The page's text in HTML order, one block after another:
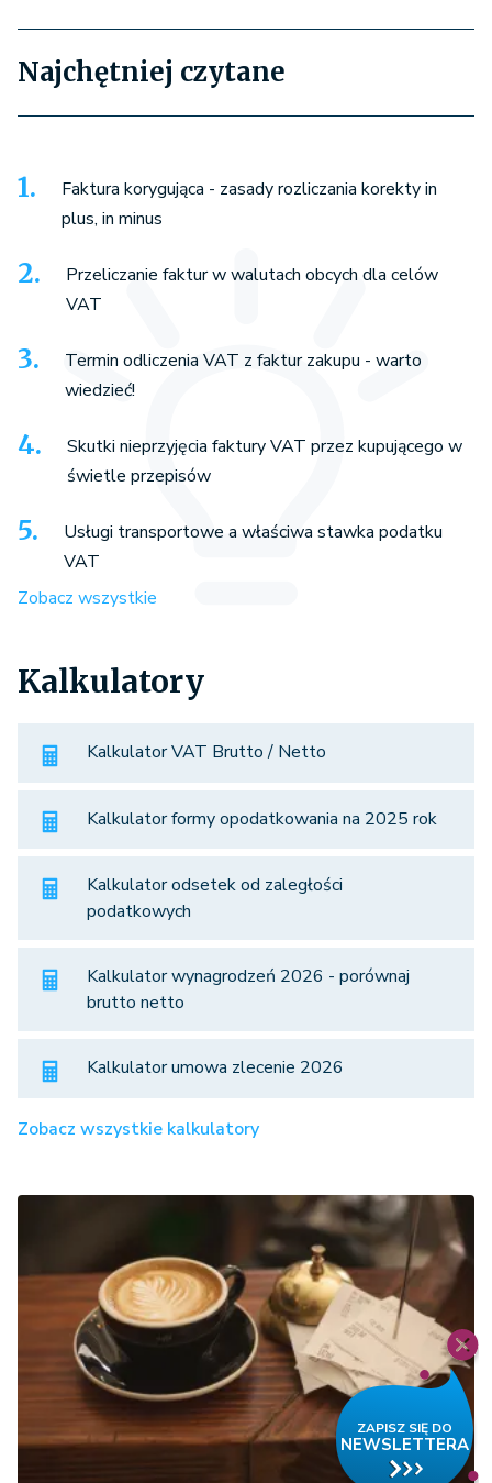
Najchętniej czytane
Faktura korygująca - zasady rozliczania korekty in
plus, in minus
Przeliczanie faktur w walutach obcych dla celów
VAT
Termin odliczenia VAT z faktur zakupu - warto
wiedzieć!
Skutki nieprzyjęcia faktury VAT przez kupującego w
świetle przepisów
Usługi transportowe a właściwa stawka podatku
VAT
Zobacz wszystkie
Kalkulatory
Kalkulator VAT Brutto / Netto
Kalkulator formy opodatkowania na 2025 rok
Kalkulator odsetek od zaległości
podatkowych
Kalkulator wynagrodzeń 2026 - porównaj
brutto netto
Kalkulator umowa zlecenie 2026
Zobacz wszystkie kalkulatory